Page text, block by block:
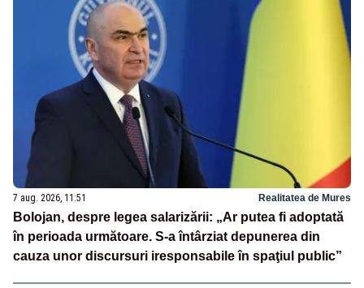
7 aug. 2026, 11:51 Realitatea de Mures
Bolojan, despre legea salarizării: „Ar putea fi adoptată
în perioada următoare. S-a întârziat depunerea din
cauza unor discursuri iresponsabile în spaţiul public”